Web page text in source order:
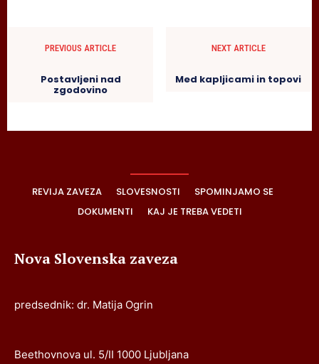
PREVIOUS ARTICLE
Postavljeni nad
zgodovino
NEXT ARTICLE
Med kapljicami in topovi
REVIJA ZAVEZA SLOVESNOSTI
SPOMINJAMO SE
DOKUMENTI
KAJ JE TREBA VEDETI
Nova Slovenska zaveza
predsednik: dr. Matija Ogrin
Beethovnova ul. 5/II 1000 Ljubljana